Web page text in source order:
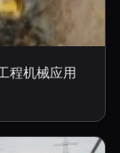
程机械应用